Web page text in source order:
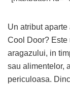
Un atribut
Cool Door? Este
aragazului, in
sau alimentelor,
periculoasa.